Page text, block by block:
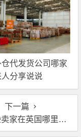
仓代发货公司哪家
分享说说
下一篇
英国哪里找靠谱的海外仓？